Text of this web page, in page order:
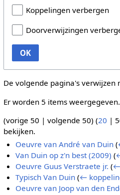
Koppelingen verbergen
Doorverwijzingen
OK
De volgende pagina's verwijzen
Er worden 5 items weergegeven.
(vorige 50 | volgende 50) (20 |
bekijken.
Oeuvre van André van Duin (
Van Duin op z'n best (2009) (
Oeuvre Guus Verstraete jr. (←
Typisch Van Duin (←
Oeuvre van Joop van den